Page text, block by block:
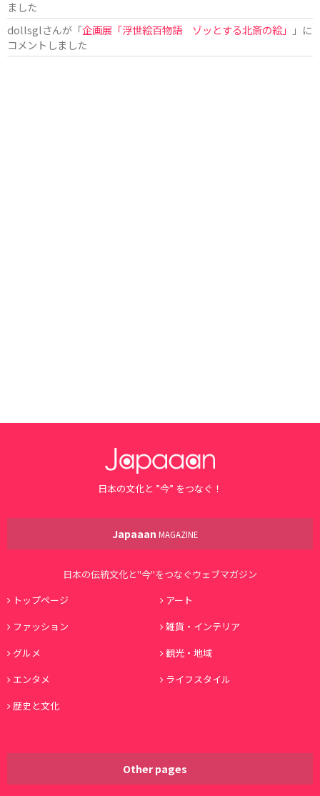
ました
dollsglさんが「企画展「浮世絵百物語 ゾッとする北斎の絵」
」に
コメントしました
日本の文化と ”今” をつなぐ！
Japaaan MAGAZINE
日本の伝統文化と"今"をつなぐウェブマガジン
トップページ
アート
ファッション
雑貨・インテリア
グルメ
観光・地域
エンタメ
ライフスタイル
歴史と文化
Other pages